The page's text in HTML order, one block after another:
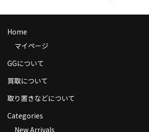
返品
特定商取引法に基づく表示
Contact
Home
マイページ
GGについて
買取について
取り置きなどについて
Categories
New Arrivals